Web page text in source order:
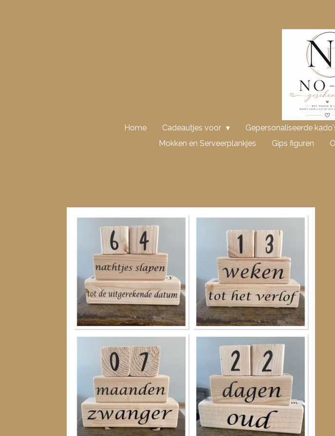
Home Cadeautjes voor Gepersonaliseerde
Mokken en Serveerplankjes
Gips figuren